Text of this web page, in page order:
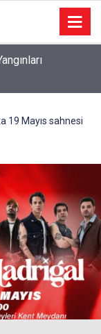
19 Mayıs sahnesi